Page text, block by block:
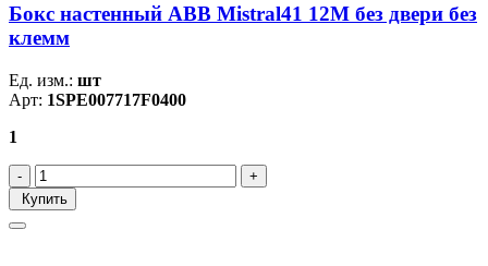
Бокс настенный ABB Mistral41 12М без двери без
клемм
Ед. изм.: шт
Арт: 1SPE007717F0400
1
Купить